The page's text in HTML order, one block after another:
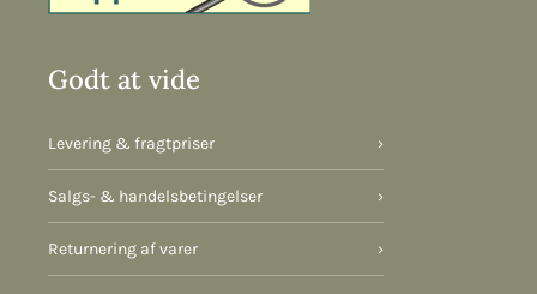
Godt at vide
Levering & fragtpriser ›
Salgs- & handelsbetingelser ›
Returnering af varer ›